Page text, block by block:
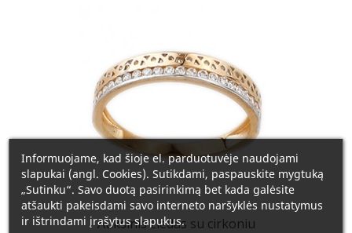
Auksinis žiedas su cirkoniu
Informuojame, kad šioje el. parduotuvėje naudojami
slapukai (angl. Cookies). Sutikdami, paspauskite mygtuką
„Sutinku“. Savo duotą pasirinkimą bet kada galėsite
atšaukti pakeisdami savo interneto naršyklės nustatymus
ir ištrindami įrašytus slapukus.